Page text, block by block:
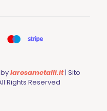
bylarosametalli.it| Sito
Rights Reserved